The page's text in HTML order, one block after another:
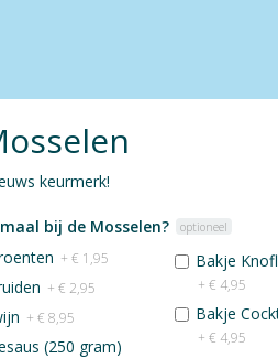
keurmerk!
bij de Mosselen? optioneel
+ € 1,95
+ € 2,95
+ € 8,95
(250 gram)
Bakje
+ € 4,95
Bakje
+ € 4,95